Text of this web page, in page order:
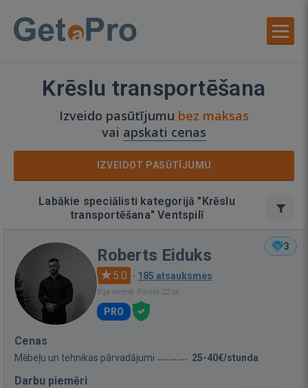
Krēslu transportēšana
Izveido pasūtījumu bez maksas
vai apskati cenas
IZVEIDOT PASŪTĪJUMU
Labākie speciālisti kategorijā "Krēslu
transportēšana" Ventspilī
3
Roberts Eiduks
5.0 · 185 atsauksmes
Bija vietnē: Pirms 22 st.
PRO
Cenas
Mēbeļu un tehnikas pārvadājumi 25-40€/stunda
Darbu piemēri